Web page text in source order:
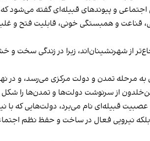
و پیوندهای قبیله‌ای گفته می‌شود
و همبستگی خونی، قابلیت فتح و غلبه
از شهرنشینان‌اند، زیرا در زندگی سخت و
مرحله‌ تمدن و دولت مرکزی می‌رسد، و در
از سرنوشت دولت‌ها و تمدن‌ها را
قبیله‌ای نام می‌برد، دولت‌هایی که
نیرویی فعال در ساخت و حفظ نظم